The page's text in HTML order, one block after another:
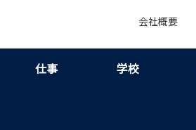
会社概要
仕事 学校